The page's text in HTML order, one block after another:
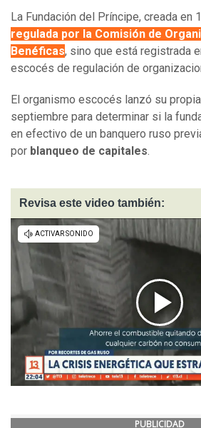
La Fundación del Príncipe, creada en
regulada por la Comisión de
Benéficas, sino que está registrada
escocés de regulación de
El organismo escocés lanzó su
septiembre para determinar si la
en efectivo de un banquero ruso
por blanqueo de capitales.
Revisa este video también:
PUBLICIDAD